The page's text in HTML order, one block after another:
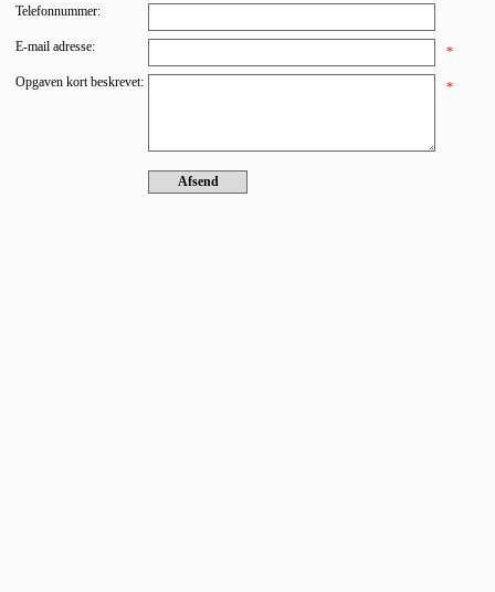
Telefonnummer:
E-mail adresse:
*
Opgaven kort beskrevet:
*